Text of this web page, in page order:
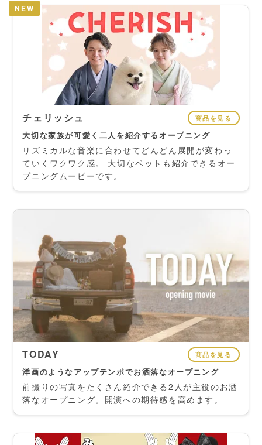
NEW
チェリッシュ 商品を見る
大切な家族が可愛く二人を紹介するオープニング
リズミカルな音楽に合わせてどんどん展開が変わっ
ていくワクワク感。 大切なペットも紹介できるオー
プニングムービーです。
TODAY 商品を見る
洋画のようなアップテンポでお洒落なオープニング
前撮りの写真をたくさん紹介できる2人が主役のお洒
落なオープニング。開演への期待感を高めます。